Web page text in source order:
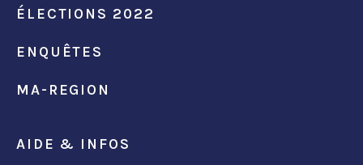
ÉLECTIONS 2022
ENQUÊTES
MA-REGION
AIDE & INFOS